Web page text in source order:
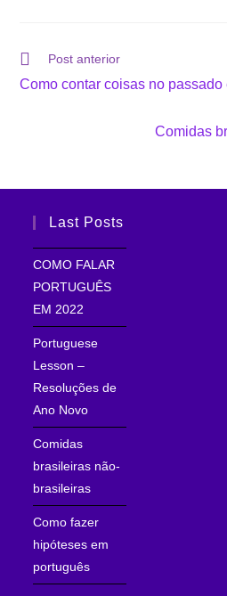
Post anterior
Como contar coisas no passado
Comidas
Last Posts
COMO FALAR
PORTUGUÊS
EM 2022
Portuguese
Lesson –
Resoluções de
Ano Novo
Comidas
brasileiras não-
brasileiras
Como fazer
hipóteses em
português